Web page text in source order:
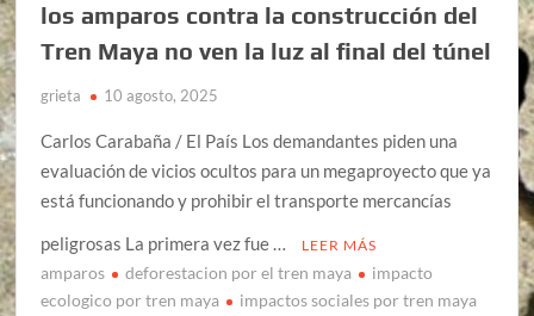
los amparos contra la construcción del
Tren Maya no ven la luz al final del túnel
grieta 10 agosto, 2025
Carlos Carabaña / El País Los demandantes piden una
evaluación de vicios ocultos para un megaproyecto que ya
está funcionando y prohibir el transporte mercancías
peligrosas La primera vez fue …
LEER MÁS
amparos deforestacion por el tren maya
impacto
ecologico por tren maya
impactos sociales por tren maya